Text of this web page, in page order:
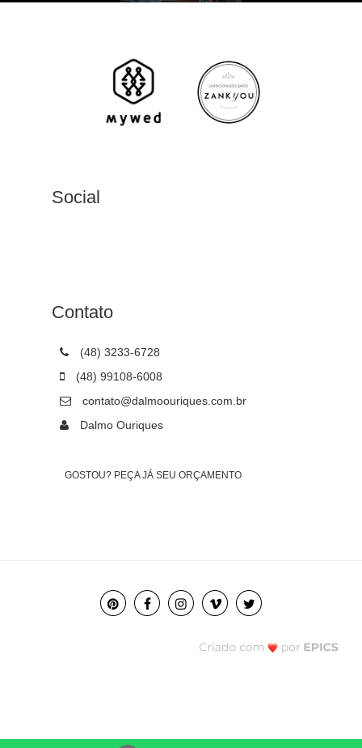
Social
Contato
(48) 3233-6728
(48) 99108-6008
contato@dalmoouriques.com.br
Dalmo Ouriques
GOSTOU? PEÇA JÁ SEU ORÇAMENTO